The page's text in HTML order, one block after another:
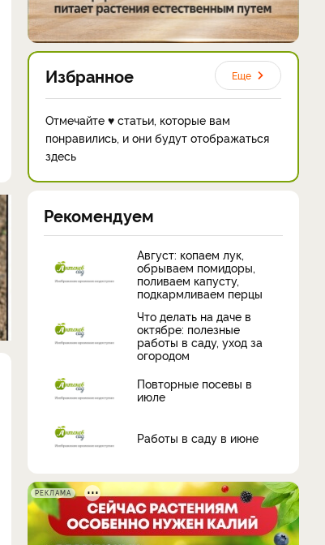
Избранное Еще
Отмечайте ♥ статьи, которые вам
понравились, и они будут отображаться
здесь
Рекомендуем
Август: копаем лук,
обрываем помидоры,
поливаем капусту,
подкармливаем перцы
Что делать на даче в
октябре: полезные
работы в саду, уход за
огородом
Повторные посевы в
июле
Работы в саду в июне
РЕКЛАМА